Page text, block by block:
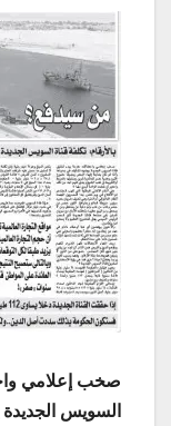
صخب إعلامي
السويس